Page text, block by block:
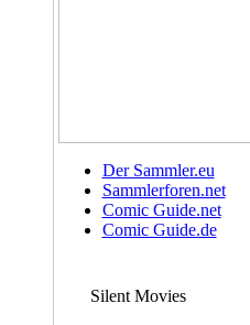
Der Sammler.eu
Sammlerforen.net
Comic Guide.net
Comic Guide.de
Silent Movies